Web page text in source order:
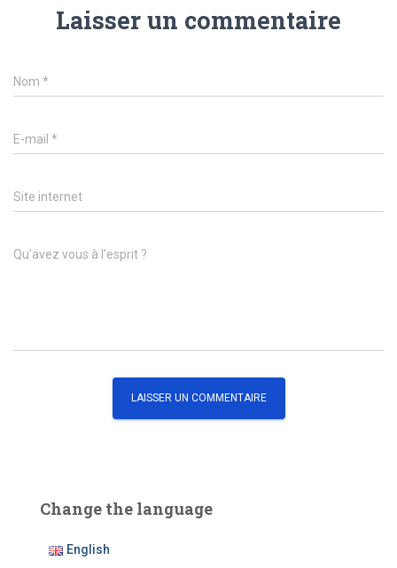
Laisser un commentaire
Nom *
E-mail *
Site internet
Qu’avez vous à l’esprit ?
Change the language
English